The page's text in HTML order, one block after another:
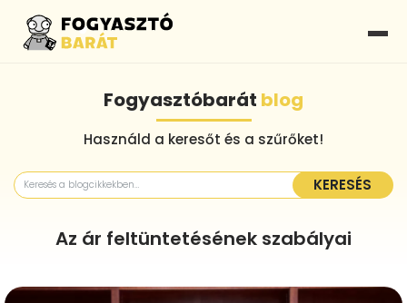
Fogyasztóbarát blog
Használd a keresőt és a szűrőket!
KERESÉS
Az ár feltüntetésének szabályai